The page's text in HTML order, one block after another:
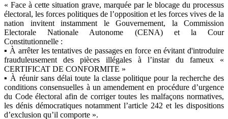
« Face à cette situation grave, marquée par le blocage du processus
électoral, les forces politiques de l’opposition et les forces vives de la
nation invitent instamment le Gouvernement, la Commission
Electorale Nationale Autonome (CENA) et la Cour
Constitutionnelle :
▪ À arrêter les tentatives de passages en force en évitant d'introduire
frauduleusement des pièces illégales à l’instar du fameux «
CERTIFICAT DE CONFORMITE »
▪ À réunir sans délai toute la classe politique pour la recherche des
conditions consensuelles à un amendement en procédure d’urgence
du Code électoral afin de corriger toutes les malfaçons normatives,
les dénis démocratiques notamment l’article 242 et les dispositions
d’exclusion qu’il comporte ».